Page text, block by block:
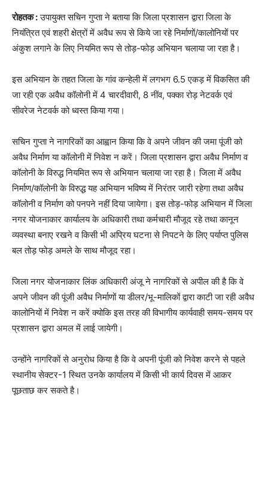
रोहतक :उपायुक्त सचिन गुप्ता ने बताया कि जिला प्रशासन द्वारा जिला के
नियंत्रित एवं शहरी क्षेत्रों में अवैध रूप से किये जा रहे निर्माणों/कालोनियों पर
अंकुश लगाने के लिए नियमित रूप से तोड़-फोड़ अभियान चलाया जा रहा है।
इस अभियान के तहत जिला के गांव कन्हेली में लगभग 6.5 एकड़ में विकसित की
जा रही एक अवैध कॉलोनी में 4 चारदीवारी, 8 नींव, पक्का रोड़ नेटवर्क एवं
सीवरेज नेटवर्क को ध्वस्त किया गया।
सचिन गुप्ता ने नागरिकों का आह्वान किया कि वे अपने जीवन की जमा पूंजी को
अवैध निर्माण या कॉलोनी में निवेश न करें। जिला प्रशासन द्वारा अवैध निर्माण व
कॉलोनी के विरुद्ध नियमित रूप से अभियान चलाया जा रहा है। जिला में अवैध
निर्माण/कॉलोनी के विरुद्ध यह अभियान भविष्य में निरंतर जारी रहेगा तथा अवैध
कॉलोनी व निर्माण को पनपने नहीं दिया जायेगा। इस तोड़-फोड़ अभियान में जिला
नगर योजनाकार कार्यालय के अधिकारी तथा कर्मचारी मौजूद रहे तथा कानून
व्यवस्था बनाए रखने व किसी भी अप्रिय घटना से निपटने के लिए पर्याप्त पुलिस
बल तोड़ फोड़ अमले के साथ मौजूद रहा।
जिला नगर योजनाकार लिंक अधिकारी अंजू ने नागरिकों से अपील की है कि वे
अपने जीवन की पूंजी अवैध निर्माणों या डीलर/भू-मालिकों द्वारा काटी जा रही अवैध
कालोनियों में निवेश न करें क्योकि इस तरह की विभागीय कार्यवाही समय-समय पर
प्रशासन द्वारा अमल में लाई जायेगी।
उन्होंने नागरिकों से अनुरोध किया है कि वे अपनी पूंजी को निवेश करने से पहले
स्थानीय सेक्टर-1 स्थित उनके कार्यालय में किसी भी कार्य दिवस में आकर
पूछताछ कर सकते है।